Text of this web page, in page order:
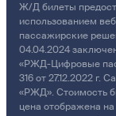
Ж/Д билеты
использованием
пассажирские
04.04.2024
«РЖД-Цифровые
316 от 27.12.2022 г.
«РЖД». Стоимость
цена отображена